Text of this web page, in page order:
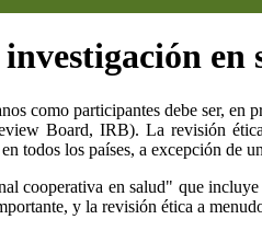
en
como participantes debe ser,
Board, IRB). La revisión
todos los países, a excepción de
cooperativa en salud" que
y la revisión ética a